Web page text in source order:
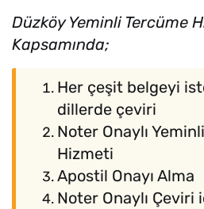
Düzköy Yeminli Tercüme
Kapsamında;
Her çeşit belgeyi
dillerde çeviri
Noter Onaylı
Hizmeti
Apostil Onayı Alma
Noter Onaylı Çeviri